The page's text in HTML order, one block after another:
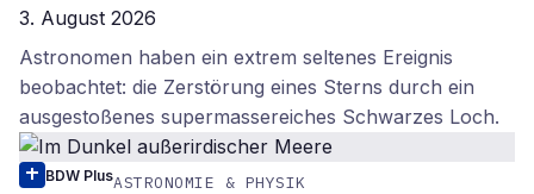
3. August 2026
Astronomen haben ein extrem seltenes Ereignis
beobachtet: die Zerstörung eines Sterns durch ein
ausgestoßenes supermassereiches Schwarzes Loch.
BDW PlusASTRONOMIE & PHYSIK